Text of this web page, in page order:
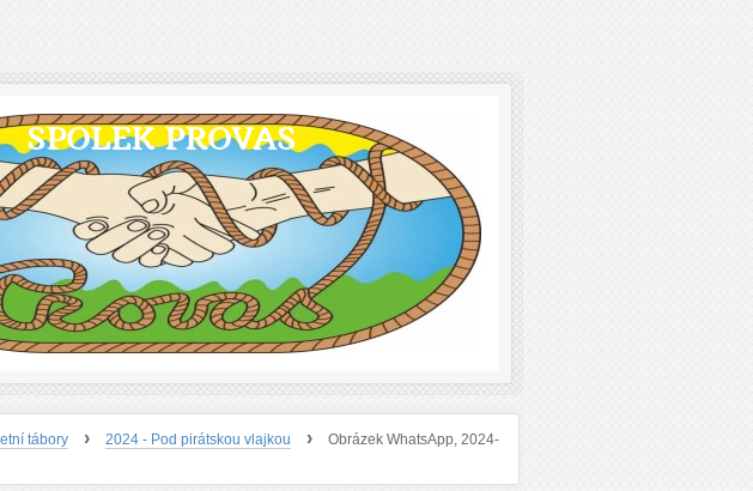
SPOLEK PROVAS
tábory › 2024 - Pod pirátskou vlajkou ›
Obrázek WhatsApp, 2024-